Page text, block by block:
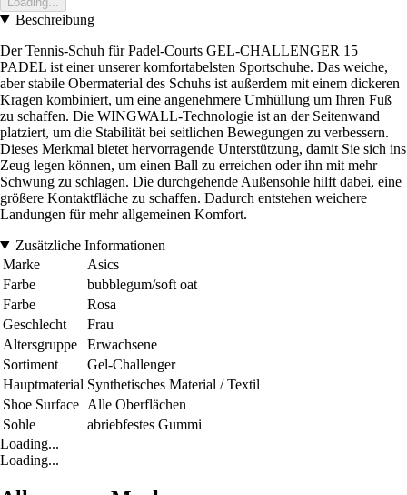
Beschreibung
Der Tennis-Schuh für Padel-Courts GEL-CHALLENGER 15
PADEL ist einer unserer komfortabelsten Sportschuhe. Das weiche,
aber stabile Obermaterial des Schuhs ist außerdem mit einem dickeren
Kragen kombiniert, um eine angenehmere Umhüllung um Ihren Fuß
zu schaffen. Die WINGWALL-Technologie ist an der Seitenwand
platziert, um die Stabilität bei seitlichen Bewegungen zu verbessern.
Dieses Merkmal bietet hervorragende Unterstützung, damit Sie sich ins
Zeug legen können, um einen Ball zu erreichen oder ihn mit mehr
Schwung zu schlagen. Die durchgehende Außensohle hilft dabei, eine
größere Kontaktfläche zu schaffen. Dadurch entstehen weichere
Landungen für mehr allgemeinen Komfort.
Zusätzliche Informationen
Marke
Asics
Farbe
bubblegum/soft oat
Farbe
Rosa
Geschlecht
Frau
Altersgruppe
Erwachsene
Sortiment
Gel-Challenger
Hauptmaterial Synthetisches Material / Textil
Shoe Surface Alle Oberflächen
Sohle
abriebfestes Gummi
Loading...
Loading...